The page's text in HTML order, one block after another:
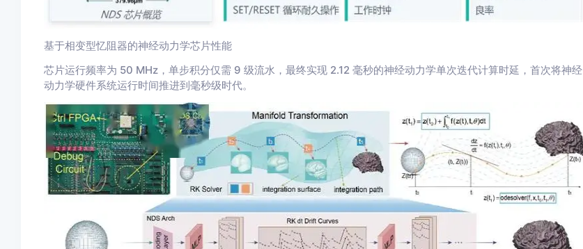
基于相变型忆阻器的神经动力学芯片性能
芯片运行频率为 50 MHz，单步积分仅需 9 级流水，最终实现 2.12 毫秒的神经动力学单次迭代计算时延，首次将神经
动力学硬件系统运行时间推进到毫秒级时代。